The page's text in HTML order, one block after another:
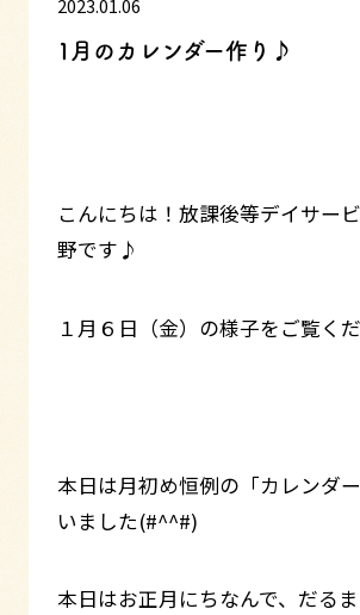
2023.01.06
1月のカレンダー作り♪
こんにちは！放課後等デイサー
野です♪
１月６日（金）の様子をご覧
本日は月初め恒例の「カレンダ
いました(#^^#)
本日はお正月にちなんで、だる